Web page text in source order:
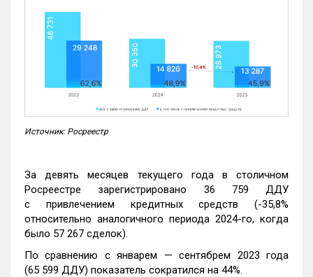
Источник: Росреестр
За девять месяцев текущего года в столичном
Росреестре зарегистрировано 36 759 ДДУ
с привлечением кредитных средств (-35,8%
относительно аналогичного периода 2024-го, когда
было 57 267 сделок).
По сравнению с январем — сентябрем 2023 года
(65 599 ДДУ) показатель сократился на 44%.